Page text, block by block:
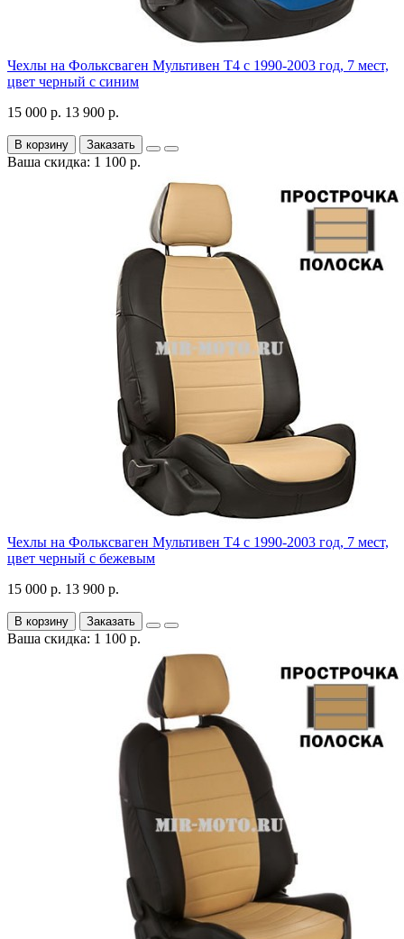
Чехлы на Фольксваген Мультивен Т4 с 1990-2003 год, 7 мест,
цвет черный с синим
15 000 р. 13 900 р.
В корзину Заказать
Ваша скидка: 1 100 р.
Чехлы на Фольксваген Мультивен Т4 с 1990-2003 год, 7 мест,
цвет черный с бежевым
15 000 р. 13 900 р.
В корзину Заказать
Ваша скидка: 1 100 р.